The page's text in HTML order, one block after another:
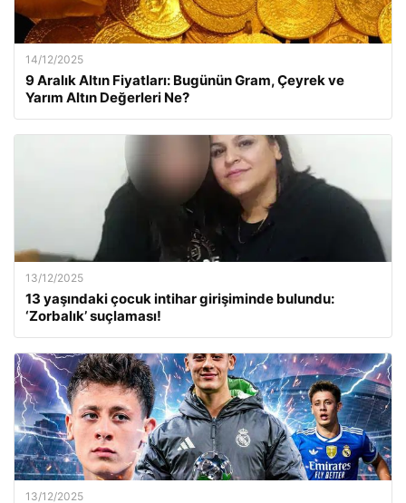
14/12/2025
9 Aralık Altın Fiyatları: Bugünün Gram, Çeyrek ve
Yarım Altın Değerleri Ne?
13/12/2025
13 yaşındaki çocuk intihar girişiminde bulundu:
‘Zorbalık’ suçlaması!
13/12/2025